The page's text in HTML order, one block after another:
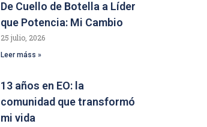
De Cuello de Botella a Líder
que Potencia: Mi Cambio
25 julio, 2026
Leer máss »
13 años en EO: la
comunidad que transformó
mi vida